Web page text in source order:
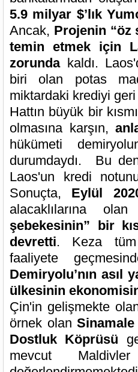
5.9 milyar $’lık
Ancak, Projenin “öz
temin etmek için
zorunda kaldı.
biri olan potas
miktardaki krediyi geri
Hattın büyük bir
olmasına karşın,
hükümeti
durumdaydı. Bu
Laos'un kredi
Sonuçta, Eylül
alacaklılarına
şebekesinin” bir
devretti. Keza tüm
faaliyete
Demiryolu’nın asıl
ülkesinin
Çin'in gelişmekte
örnek olan
Dostluk Köprüsü
mevcut